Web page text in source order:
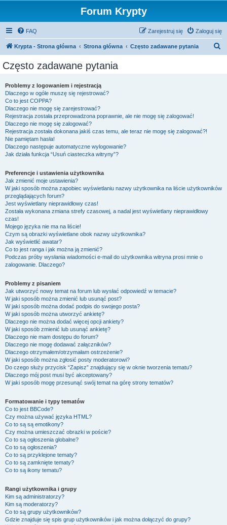
Forum Krypty
FAQ Zaloguj się
Zarejestruj się
Krypta - Strona główna Strona główna Często zadawane pytania
Często zadawane pytania
Problemy z logowaniem i rejestracją
Dlaczego w ogóle muszę się rejestrować?
Co to jest COPPA?
Dlaczego nie mogę się zarejestrować?
Rejestracja została przeprowadzona poprawnie, ale nie mogę się zalogować!
Dlaczego nie mogę się zalogować?
Rejestracja została dokonana jakiś czas temu, ale teraz nie mogę się zalogować?!
Nie pamiętam hasła!
Dlaczego następuje automatyczne wylogowanie?
Jak działa funkcja “Usuń ciasteczka witryny”?
Preferencje i ustawienia użytkownika
Jak zmienić moje ustawienia?
W jaki sposób można zapobiec wyświetlaniu nazwy użytkownika na liście użytkowników
przeglądających forum?
Jest wyświetlany nieprawidłowy czas!
Została wykonana zmiana strefy czasowej, a nadal jest wyświetlany nieprawidłowy
czas!
Mojego języka nie ma na liście!
Czym są obrazki wyświetlane obok nazwy użytkownika?
Jak wyświetlić awatar?
Co to jest ranga i jak można ją zmienić?
Podczas próby wysłania wiadomości e-mail do użytkownika witryna prosi mnie o
zalogowanie. Dlaczego?
Problemy z pisaniem
Jak utworzyć nowy temat na forum lub wysłać odpowiedź w temacie?
W jaki sposób można zmienić lub usunąć post?
W jaki sposób można dodać podpis do swojego posta?
W jaki sposób można utworzyć ankietę?
Dlaczego nie można dodać więcej opcji ankiety?
W jaki sposób zmienić lub usunąć ankietę?
Dlaczego nie mam dostępu do forum?
Dlaczego nie mogę dodawać załączników?
Dlaczego otrzymałem/otrzymałam ostrzeżenie?
W jaki sposób można zgłosić posty moderatorowi?
Do czego służy przycisk “Zapisz” znajdujący się w oknie tworzenia tematu?
Dlaczego mój post musi być akceptowany?
W jaki sposób mogę przesunąć swój temat na górę strony tematów?
Formatowanie i typy tematów
Co to jest BBCode?
Czy można używać języka HTML?
Co to są są emotikony?
Czy można umieszczać obrazki w poście?
Co to są ogłoszenia globalne?
Co to są ogłoszenia?
Co to są przyklejone tematy?
Co to są zamknięte tematy?
Co to są ikony tematu?
Rangi użytkownika i grupy
Kim są administratorzy?
Kim są moderatorzy?
Co to są grupy użytkowników?
Gdzie znajduje się spis grup użytkowników i jak można dołączyć do grupy?